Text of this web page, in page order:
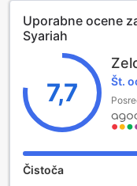
Uporabne ocene
Syariah
7,7 Št.
Čistoča